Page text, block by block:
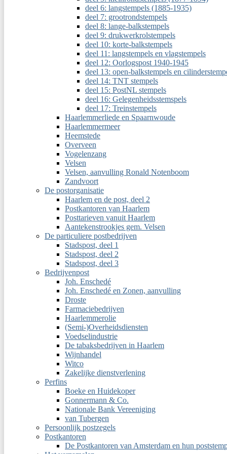
deel 6: langstempels (1885-1935)
deel 7: grootrondstempels
deel 8: lange-balkstempels
deel 9: drukwerkrolstempels
deel 10: korte-balkstempels
deel 11: langstempels en vlagstempels
deel 12: Oorlogspost 1940-1945
deel 13: open-balkstempels en
deel 14: TNT stempels
deel 15: PostNL stempels
deel 16: Gelegenheidsstemspels
deel 17: Treinstempels
Haarlemmerliede en Spaarnwoude
Haarlemmermeer
Heemstede
Overveen
Vogelenzang
Velsen
Velsen, aanvulling Ronald Notenboom
Zandvoort
De postorganisatie
Haarlem en de post, deel 2
Postkantoren van Haarlem
Posttarieven vanuit Haarlem
Aantekenstrookjes gem. Velsen
De particuliere postbedrijven
Stadspost, deel 1
Stadspost, deel 2
Stadspost, deel 3
Bedrijvenpost
Joh. Enschedé
Joh. Enschedé en Zonen, aanvulling
Droste
Farmaciebedrijven
Haarlemmerolie
(Semi-)Overheidsdiensten
Voedselindustrie
De tabaksbedrijven in Haarlem
Wijnhandel
Witco
Zakelijke dienstverlening
Perfins
Boeke en Huidekoper
Gonnermann & Co.
Nationale Bank Vereeniging
van Tubergen
Persoonlijk postzegels
Postkantoren
De Postkantoren van Amsterdam en hun